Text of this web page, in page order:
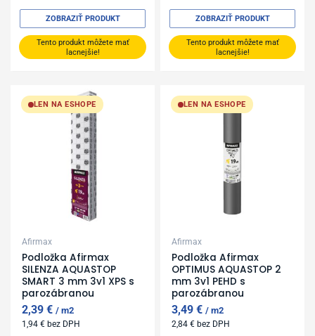
Tento produkt môžete mať
lacnejšie!
ZOBRAZIŤ PRODUKT
Tento produkt môžete mať
lacnejšie!
ZOBRAZIŤ PRODUKT
LEN NA ESHOPE
Afirmax
Podložka Afirmax
SILENZA AQUASTOP
SMART 3 mm 3v1 XPS s
parozábranou
2,39€ m2
1,94€ bez DPH
LEN NA ESHOPE
Afirmax
Podložka Afirmax
OPTIMUS AQUASTOP 2
mm 3v1 PEHD s
parozábranou
3,49€ m2
2,84€ bez DPH